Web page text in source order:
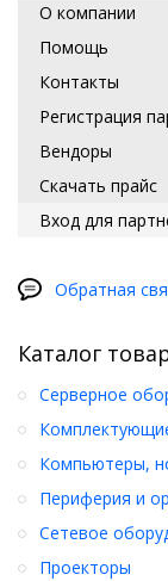
О компании
Помощь
Контакты
Регистрация
Вендоры
Скачать прайс
Вход для
Обратная
Каталог
Серверное
Компьютеры,
Периферия и
Сетевое
Проекторы